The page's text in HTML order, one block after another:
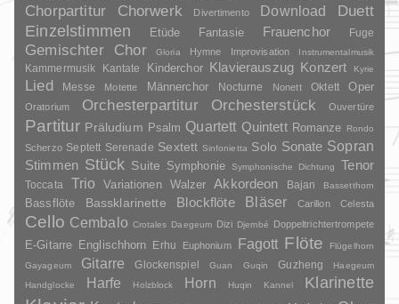
Chorpartitur Chorwerk Divertimento Download
Duett
Einzelstimmen
Etüde Fantasie Frauenchor Fuge
Gemischter Chor Gloria Hymne Improvisation Instrumentalmusik
Kammermusik Kantate Kinderchor Klavierauszug Konzert Kyrie
Lied Messe Motette Männerchor Nocturne Nonett Oktett Oper
Oratorium Orchesterpartitur Orchesterstück Ouvertüre
Partitur Präludium Psalm Quartett Quintett Romanze Rondo
Scherzo Septett Serenade Sextett Sinfonietta Solo Sonate Sopran
Stimmen Stück Suite Symphonie Symphonische Dichtung Tenor
Toccata Trio Variationen Walzer Akkordeon Bajan Bassetthorn
Bassflöte Bassklarinette Blockflöte Bläser Carillon Celesta
Cello Cembalo Crotales Daegeum Dizi Djembé Doppeltrichtertrompete
E-Gitarre Englischhorn Erhu Euphonium Fagott Flöte
Flügelhorn
Gayageum
Gitarre Glockenspiel Guan Guqin Guzheng
Haegeum
Handglocke
Harfe Holzblock Horn Huqin Kannel Klarinette